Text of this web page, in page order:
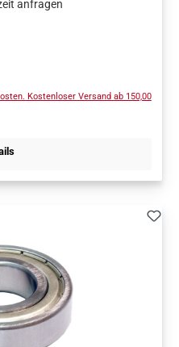
anfragen
Kostenloser Versand ab 150,00